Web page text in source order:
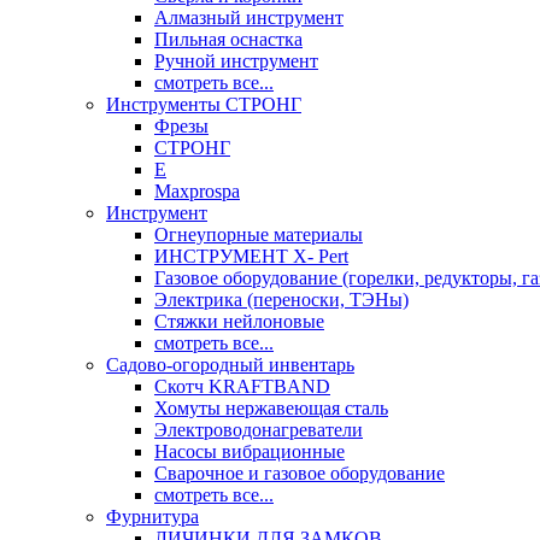
Алмазный инструмент
Пильная оснастка
Ручной инструмент
смотреть все...
Инструменты СТРОНГ
Фрезы
СТРОНГ
Е
Maxprospa
Инструмент
Огнеупорные материалы
ИНСТРУМЕНТ X- Pert
Газовое оборудование (горелки, редукторы,
Электрика (переноски, ТЭНы)
Стяжки нейлоновые
смотреть все...
Садово-огородный инвентарь
Скотч KRAFTBAND
Хомуты нержавеющая сталь
Электроводонагреватели
Насосы вибрационные
Сварочное и газовое оборудование
смотреть все...
Фурнитура